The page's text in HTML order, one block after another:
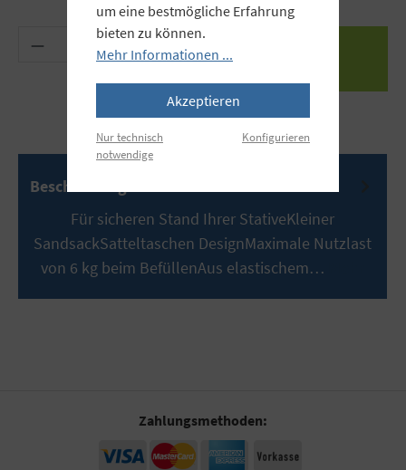
Produkt Anzahl: Gib den gewünschten Wert
Beschreibung
Für sicheren Stand Ihrer StativeKleiner
SandsackSatteltaschen DesignMaximale Nutzlast
von 6 kg beim BefüllenAus elastischem…
Zahlungsmethoden:
um eine bestmögliche Erfahrung
bieten zu können.
Mehr Informationen ...
Akzeptieren
Nur technisch
notwendige
Konfigurieren